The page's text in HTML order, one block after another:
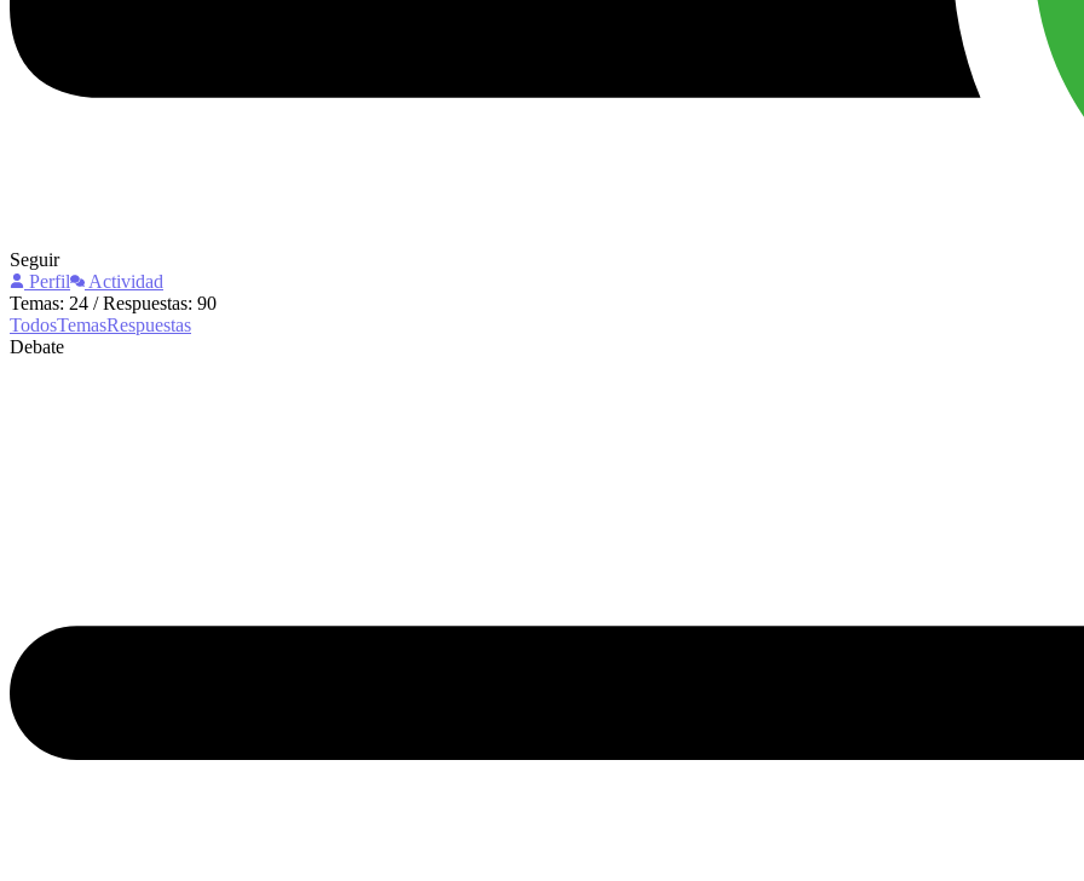
Seguir
Perfil
Actividad
Temas: 24 / Respuestas: 90
TodosTemasRespuestas
Debate